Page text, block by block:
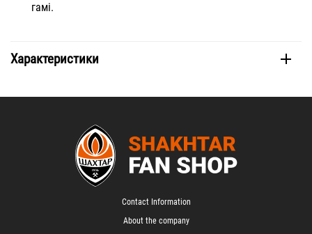
гамі.
Характеристики
Contact Information
About the company